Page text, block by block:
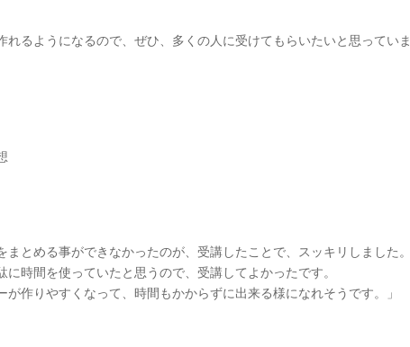
れるようになるので、ぜひ、多くの人に受けてもらいたいと思っていま
まとめる事ができなかったのが、受講したことで、スッキリしました。
時間を使っていたと思うので、受講してよかったです。
が作りやすくなって、時間もかからずに出来る様になれそうです。」